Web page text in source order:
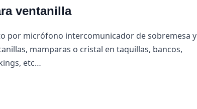
ventanilla
por micrófono intercomunicador de sobremesa y
mamparas o cristal en taquillas, bancos,
etc…